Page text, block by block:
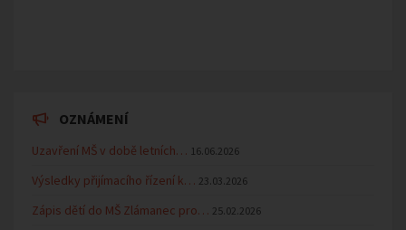
OZNÁMENÍ
Uzavření MŠ v době letních… 16.06.2026
Výsledky přijímacího řízení k… 23.03.2026
Zápis dětí do MŠ Zlámanec pro… 25.02.2026